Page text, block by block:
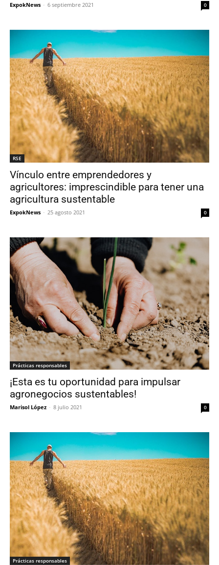
ExpokNews - 6 septiembre 2021 0
RSE
Vínculo entre emprendedores y
agricultores: imprescindible para tener una
agricultura sustentable
ExpokNews - 25 agosto 2021 0
Prácticas responsables
¡Esta es tu oportunidad para impulsar
agronegocios sustentables!
Marisol López - 8 julio 2021 0
Prácticas responsables